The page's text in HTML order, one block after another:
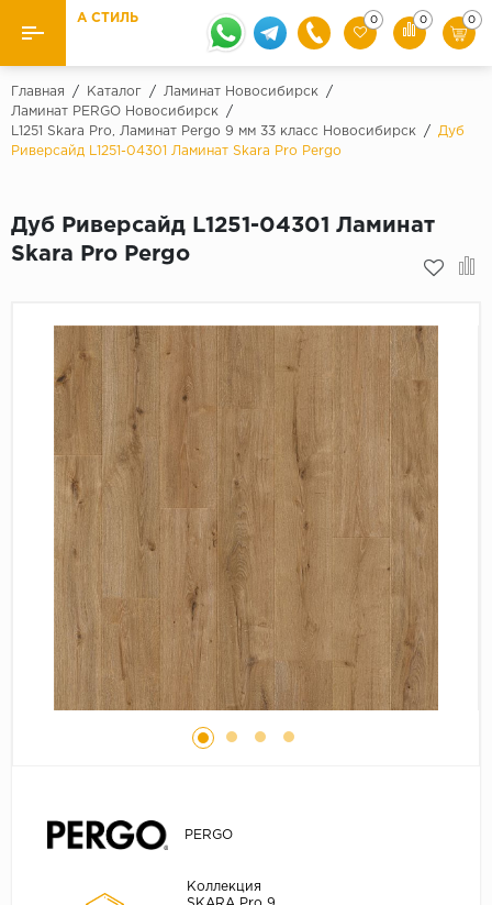
Назад
Ламинат Бренды
Quick Step
31 класс
32 класс
33 класс
Палитра
Бежевый
Дуб светлый
Коричневый
Страна
Австрия
Ковролин и ковровая плитка
Плинтус
Кварцевый ламинат SPC
Подложка под паркет и ламинат
А СТИЛЬ 0 0 0
Главная / Каталог / Ламинат Новосибирск
/
Ламинат PERGO Новосибирск
/
L1251 Skara Pro, Ламинат Pergo 9 мм 33 класс Новосибирск
/
Дуб
Риверсайд L1251-04301 Ламинат Skara Pro Pergo
Дуб Риверсайд L1251-04301 Ламинат
Skara Pro Pergo
PERGO
Коллекция